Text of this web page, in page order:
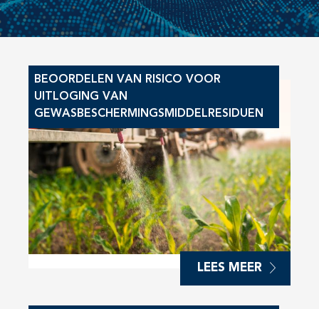
BEOORDELEN VAN RISICO VOOR
UITLOGING VAN
GEWASBESCHERMINGSMIDDELRESIDUEN
LEES MEER